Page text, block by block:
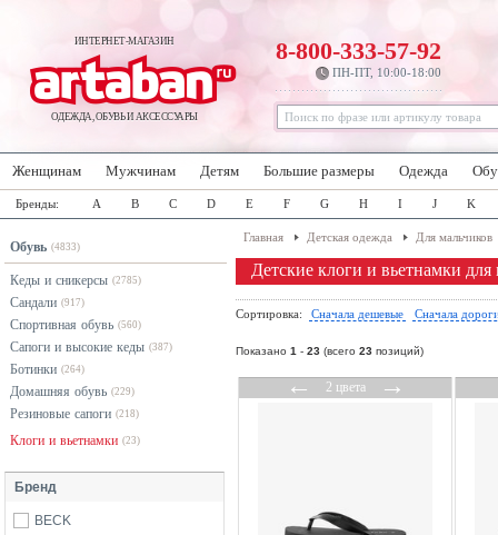
ИНТЕРНЕТ-МАГАЗИН
ОДЕЖДА, ОБУВЬ И АКСЕССУАРЫ
8-800-333-57-92
ПН-ПТ, 10:00-18:00
Женщинам Мужчинам Детям Большие размеры Одежда
Бренды: A B C D E F G H I J K
Обувь (4833)
Кеды и сникерсы (2785)
Сандали (917)
Спортивная обувь (560)
Сапоги и высокие кеды (387)
Ботинки (264)
Домашняя обувь (229)
Резиновые сапоги (218)
Клоги и вьетнамки (23)
Бренд
BECK
Главная Детская одежда Для мальчиков
Детские клоги и вьетнамки для
Сортировка: Сначала дешевые Сначала
Показано 1 - 23 (всего 23 позиций)
←2 цвета→